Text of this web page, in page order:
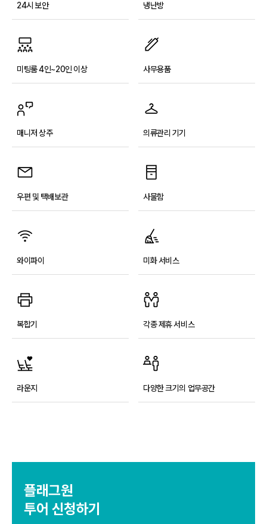
24시 보안 냉난방
미팅룸 4인~20인 이상 사무용품
매니저 상주 의류관리 기기
우편 및 택배보관 사물함
와이파이 미화 서비스
복합기 각종 제휴 서비스
라운지 다양한 크기의 업무공간
플래그원
투어 신청하기